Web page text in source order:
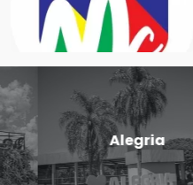
Candido
Godói